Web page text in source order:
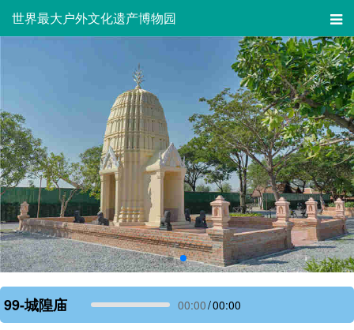
世界最大户外文化遗产博物园
99-城隍庙 00:00/00:00